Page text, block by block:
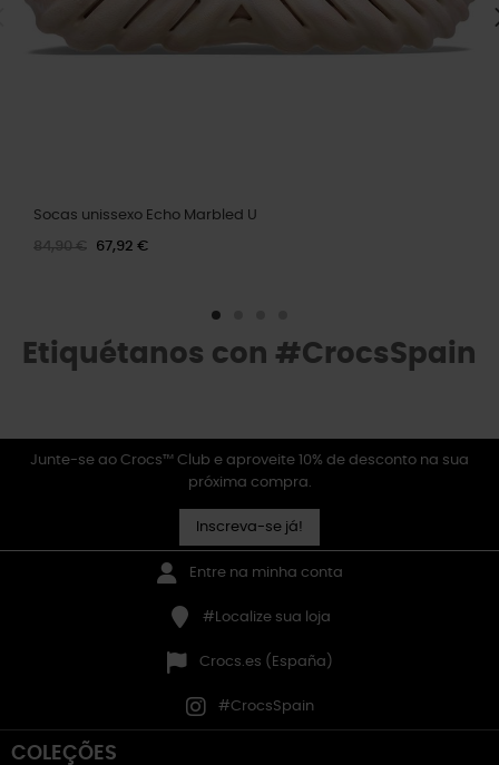
Socas unissexo Echo Marbled U
84,90 € 67,92 €
Etiquétanos con #CrocsSpain
Junte-se ao Crocs™ Club e aproveite 10% de desconto na sua
próxima compra.
Inscreva-se já!
Entre na minha conta
#Localize sua loja
Crocs.es (España)
#CrocsSpain
COLEÇÕES